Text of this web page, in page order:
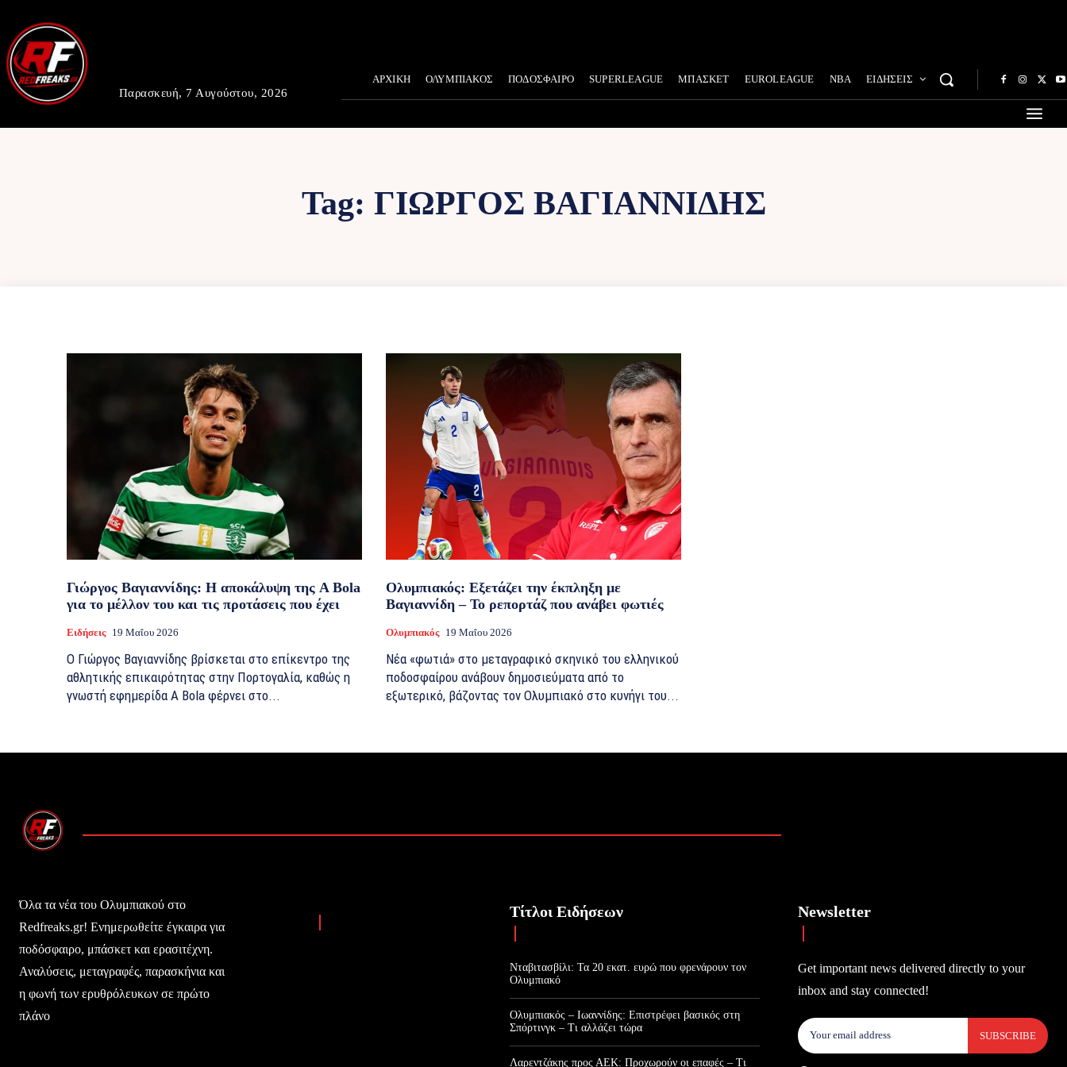
Παρασκευή, 7 Αυγούστου, 2026
ΑΡΧΙΚΗ ΟΛΥΜΠΙΑΚΟΣ ΠΟΔΟΣΦΑΙΡΟ SUPERLEAGUE ΜΠΑΣΚΕΤ EUROLEAGUE NBA ΕΙΔΗΣΕΙΣ
Tag: ΓΙΏΡΓΟΣ ΒΑΓΙΑΝΝΊΔΗΣ
Γιώργος Βαγιαννίδης: Η αποκάλυψη της A Bola
για το μέλλον του και τις προτάσεις που έχει
Ειδήσεις 19 Μαΐου 2026
Ο Γιώργος Βαγιαννίδης βρίσκεται στο επίκεντρο της
αθλητικής επικαιρότητας στην Πορτογαλία, καθώς η
γνωστή εφημερίδα A Bola φέρνει στο...
Ολυμπιακός: Εξετάζει την έκπληξη με
Βαγιαννίδη – Το ρεπορτάζ που ανάβει φωτιές
Ολυμπιακός 19 Μαΐου 2026
Νέα «φωτιά» στο μεταγραφικό σκηνικό του ελληνικού
ποδοσφαίρου ανάβουν δημοσιεύματα από το
εξωτερικό, βάζοντας τον Ολυμπιακό στο κυνήγι του...
Όλα τα νέα του Ολυμπιακού στο
Redfreaks.gr! Ενημερωθείτε έγκαιρα για
ποδόσφαιρο, μπάσκετ και ερασιτέχνη.
Αναλύσεις, μεταγραφές, παρασκήνια και
η φωνή των ερυθρόλευκων σε πρώτο
πλάνο
Τίτλοι Ειδήσεων
Νταβιτασβίλι: Τα 20 εκατ. ευρώ που φρενάρουν τον
Ολυμπιακό
Ολυμπιακός – Ιωαννίδης: Επιστρέφει βασικός στη
Σπόρτινγκ – Τι αλλάζει τώρα
Λαρεντζάκης προς ΑΕΚ: Προχωρούν οι επαφές – Τι
Newsletter
Get important news delivered directly to your
inbox and stay connected!
SUBSCRIBE